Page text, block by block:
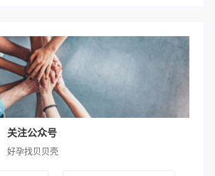
关注公众号
好孕找贝贝壳